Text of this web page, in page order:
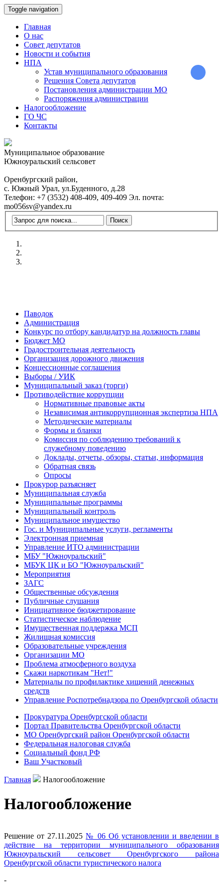
Toggle navigation
Главная
О нас
Совет депутатов
Новости и события
НПА
Устав муниципального образования
Решения Совета депутатов
Постановления администрации МО
Распоряжения администрации
Налогообложение
ГО ЧС
Контакты
Муниципальное образование
Южноуральский сельсовет
Оренбургский район,
с. Южный Урал, ул.Буденного, д.28
Телефон: +7 (3532) 408-409, 409-409 Эл. почта:
mo056sv@yandex.ru
Паводок
Администрация
Конкурс по отбору кандидатур на должность главы
Бюджет МО
Градостроительная деятельность
Организация дорожного движения
Концессионные соглашения
Выборы / УИК
Муниципальный заказ (торги)
Противодействие коррупции
Нормативные правовые акты
Независимая антикоррупционная экспертиза НПА
Методические материалы
Формы и бланки
Комиссия по соблюдению требований к
служебному поведению
Доклады, отчеты, обзоры, статьи, информация
Обратная связь
Опросы
Прокурор разъясняет
Муниципальная служба
Муниципальные программы
Муниципальный контроль
Муниципальное имущество
Гос. и Муниципальные услуги, регламенты
Электронная приемная
Управление ИТО администрации
МБУ "Южноуральский"
МБУК ЦК и БО "Южноуральский"
Мероприятия
ЗАГС
Общественные обсуждения
Публичные слушания
Инициативное бюджетирование
Статистическое наблюдение
Имущественная поддержка МСП
Жилищная комиссия
Образовательные учреждения
Организации МО
Проблема атмосферного воздуха
Скажи наркотикам "Нет!"
Материалы по профилактике хищений денежных
средств
Управление Роспотребнадзора по Оренбургской области
Прокуратура Оренбургской области
Портал Правительства Оренбургской области
МО Оренбургский район Оренбургской области
Федеральная налоговая служба
Социальный фонд РФ
Ваш Участковый
Главная Налогообложение
Налогообложение
Решение от 27.11.2025№ 06 Об установлении и введении в
действие на территории муниципального образования
Южноуральский сельсовет Оренбургского района
Оренбургской области туристического налога
-